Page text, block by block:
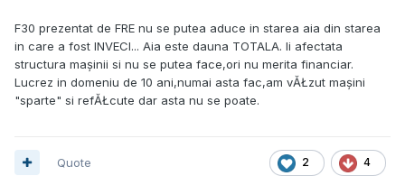
F30 prezentat de FRE nu se putea aduce in starea aia din starea
in care a fost INVECI... Aia este dauna TOTALA. Ii afectata
structura mașinii si nu se putea face,ori nu merita financiar.
Lucrez in domeniu de 10 ani,numai asta fac,am vĂŁzut mașini
"sparte" si refĂŁcute dar asta nu se poate.
2 4
Quote